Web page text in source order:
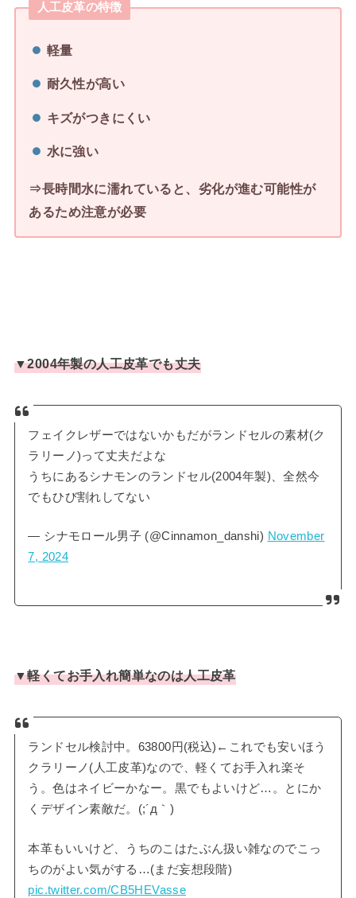
人工皮革の特徴
軽量
耐久性が高い
キズがつきにくい
水に強い
⇒長時間水に濡れていると、劣化が進む可能性が
あるため注意が必要
▼2004年製の人工皮革でも丈夫
フェイクレザーではないかもだがランドセルの素材(ク
ラリーノ)って丈夫だよな
うちにあるシナモンのランドセル(2004年製)、全然今
でもひび割れしてない
— シナモロール男子 (@Cinnamon_danshi) November
7, 2024
▼軽くてお手入れ簡単なのは人工皮革
ランドセル検討中。63800円(税込)←これでも安いほう
クラリーノ(人工皮革)なので、軽くてお手入れ楽そ
う。色はネイビーかなー。黒でもよいけど…。とにか
くデザイン素敵だ。(;´д｀)
本革もいいけど、うちのこはたぶん扱い雑なのでこっ
ちのがよい気がする…(まだ妄想段階)
pic.twitter.com/CB5HEVasse